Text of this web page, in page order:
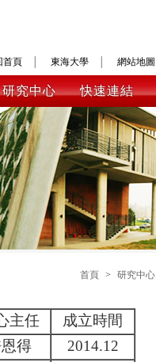
首頁 東海大學 網站地圖
研究中心 快速連結
首頁 > 研究中心
主任
成立時間
得
2014.12